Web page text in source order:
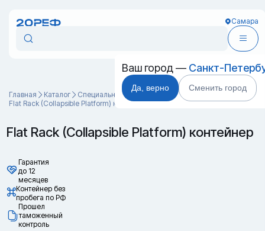
Самара
Ваш город — Санкт-
Да, верно Сменить город
Главная Каталог
Специальные контейнеры
Flat Rack (Collapsible Platform) контейнер
Flat Rack (Collapsible Platform) контейнер
Гарантия
до 12
месяцев
Контейнер без
пробега по РФ
Прошел
таможенный
контроль